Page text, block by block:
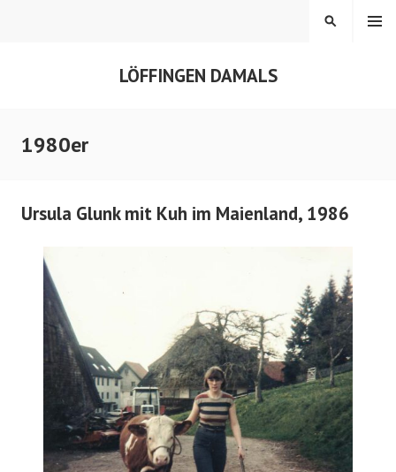
LÖFFINGEN DAMALS
MENÜ
SUCHEN
1980er
Ursula Glunk mit Kuh im Maienland, 1986